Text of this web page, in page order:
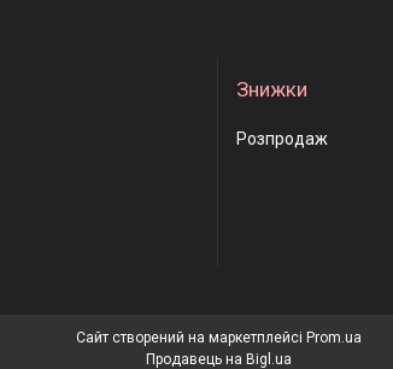
Знижки
Розпродаж
Сайт створений на маркетплейсі Prom.ua
Продавець на Bigl.ua